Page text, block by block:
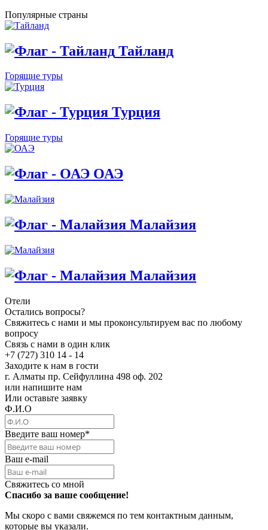
Популярные страны
Тайланд
Горящие туры
Турция
Горящие туры
ОАЭ
Малайзия
Малайзия
Отели
Остались вопросы?
Свяжитесь с нами и мы проконсультируем вас по любому
вопросу
Связь с нами в один клик
+7 (727) 310 14 - 14
Заходите к нам в гости
г. Алматы пр. Сейфуллина 498 оф. 202
или напишите нам
Или оставьте заявку
Ф.И.О
Введите ваш номер*
Ваш e-mail
Свяжитесь со мной
Спасибо за ваше сообщение!
Мы скоро с вами свяжемся по тем контактным данным,
которые вы указали.